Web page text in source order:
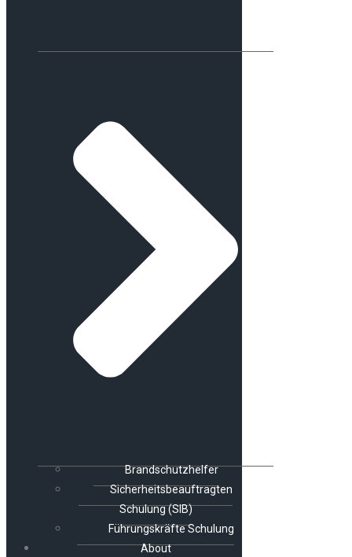
Brandschutzhelfer
Sicherheitsbeauftragten
Schulung (SIB)
Führungskräfte Schulung
About